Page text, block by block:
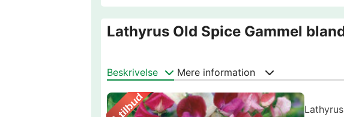
Lathyrus Old Spice Gammel
Beskrivelse Mere information